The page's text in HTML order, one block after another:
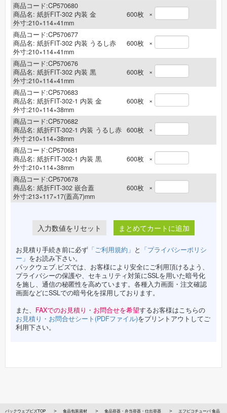
商品コード:CP570680
商品名: 紙折FIT-302 内装 金
外寸:210×114×41mm
600枚 ×
商品コード:CP570677
商品名: 紙折FIT-302 内装 うるし赤
外寸:210×114×41mm
600枚 ×
商品コード:CP570676
商品名: 紙折FIT-302 内装 黒
外寸:210×114×41mm
600枚 ×
商品コード:CP570683
商品名: 紙折FIT-302-1 内装 金
外寸:210×114×38mm
600枚 ×
商品コード:CP570682
商品名: 紙折FIT-302-1 内装 うるし赤
外寸:210×114×38mm
600枚 ×
商品コード:CP570681
商品名: 紙折FIT-302-1 内装 黒
外寸:210×114×38mm
600枚 ×
商品コード:CP570678
商品名: 紙折FIT-302 嵌合蓋
外寸:213×117×17(蓋高7)mm
600枚 ×
まとめてカートに追加
お見積り手続き前に必ず 「ご利用規約」 と 「プライバシーポリシ
ー」 をお読み下さい。
パックウェブ.ビズでは、お客様により安全にご利用頂けるよう、
プライバシーの保護や、セキュリティ対策にSSLを用いた暗号化
を施し、通信の秘匿性を高めています。各種入力画面・注文確認
画面などにSSLでの暗号化を採用しております。
また、 FAXでのお見積り・お問合せを希望するお客様はこちらの
お見積り・お問合せシート(PDFファイル)をプリントアウトしてご
利用下さい。
パックウェブビズTOP 食品包装資材 食品容器・弁当容器・仕出容器
エフピコチューパ 食品